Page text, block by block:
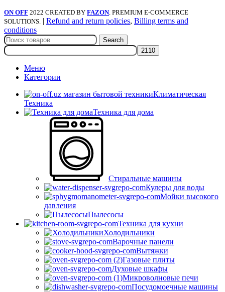
ON OFF 2022 CREATED BY FAZON. PREMIUM E-COMMERCE
SOLUTIONS. | Refund and return policies, Billing terms and
conditions
Search
Меню
Категории
Климатическая
Техника
Техника для дома
Стиральные машины
Кулеры для воды
Мойки высокого
давления
Пылесосы
Техника для кухни
Холодильники
Варочные панели
Вытяжки
Газовые плиты
Духовые шкафы
Микроволновые печи
Посудомоечные машины